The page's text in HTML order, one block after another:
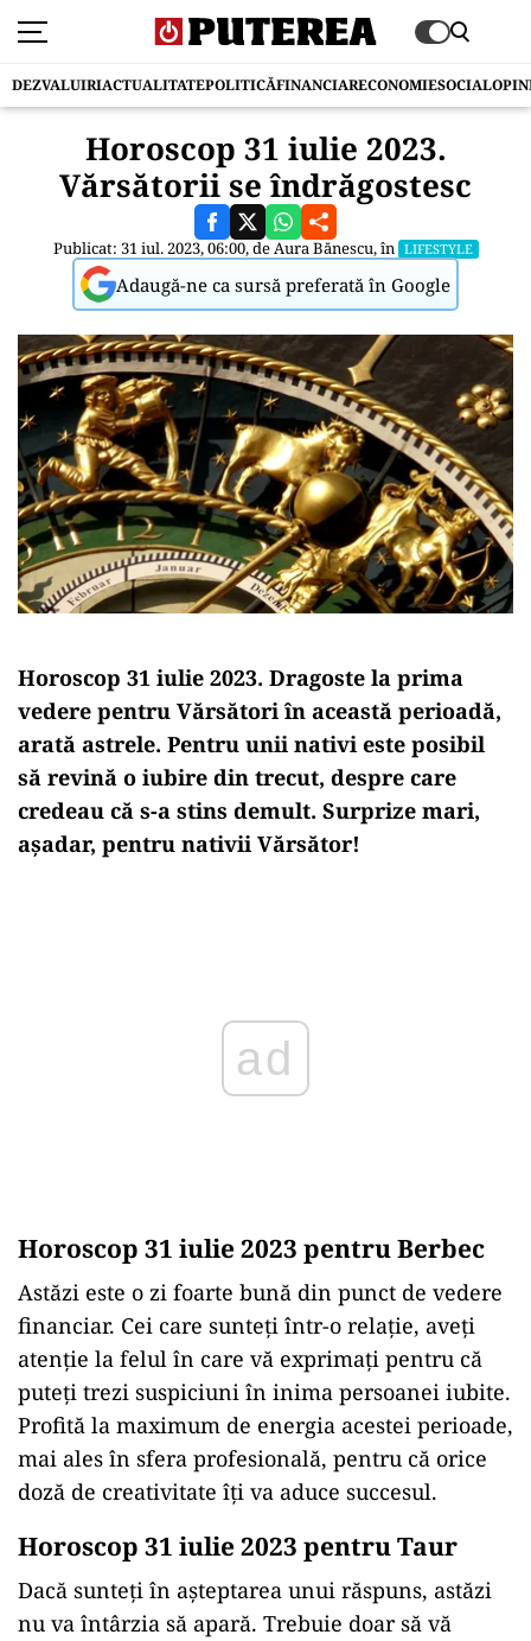
DEZVALUIRIACTUALITATEPOLITICĂFINANCIARECONOMIESOCIAL
Horoscop 31 iulie 2023.
Vărsătorii se îndrăgostesc
Publicat: 31 iul. 2023, 06:00, deAura Bănescu, în LIFESTYLE
Adaugă-ne ca sursă preferată în Google
Horoscop 31 iulie 2023. Dragoste la prima
vedere pentru Vărsători în această perioadă,
arată astrele. Pentru unii nativi este posibil
să revină o iubire din trecut, despre care
credeau că s-a stins demult. Surprize mari,
așadar, pentru nativii Vărsător!
Horoscop 31 iulie 2023 pentru Berbec
Astăzi este o zi foarte bună din punct de vedere
financiar. Cei care sunteţi într-o relaţie, aveţi
atenție la felul în care vă exprimați pentru că
puteți trezi suspiciuni în inima persoanei iubite.
Profită la maximum de energia acestei perioade,
mai ales în sfera profesională, pentru că orice
doză de creativitate îţi va aduce succesul.
Horoscop 31 iulie 2023 pentru Taur
Dacă sunteţi în aşteptarea unui răspuns, astăzi
nu va întârzia să apară. Trebuie doar să vă